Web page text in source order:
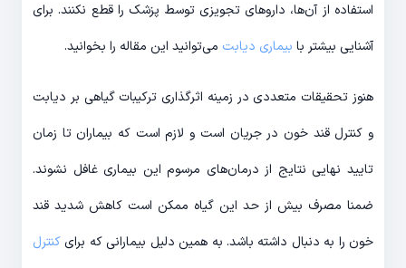
استفاده از آن‌ها، داروهای تجویزی توسط پزشک را قطع نکنند. برای
آشنایی بیشتر با بیماری دیابت می‌توانید این مقاله را بخوانید.
هنوز تحقیقات متعددی در زمینه اثرگذاری ترکیبات گیاهی بر دیابت
و کنترل قند خون در جریان است و لازم است که بیماران تا زمان
تایید نهایی نتایج از درمان‌های مرسوم این بیماری غافل نشوند.
ضمنا مصرف بیش از حد این گیاه ممکن است کاهش شدید قند
خون را به دنبال داشته باشد. به همین دلیل بیمارانی که برایکنترل